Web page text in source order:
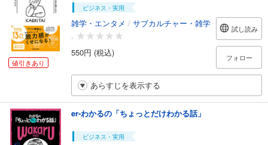
値引きあり
ビジネス・実用
雑学・エンタメ / サブカルチャー・雑学
-
550円 (税込)
試し読み
フォロー
あらすじを表示する
er-わかるの「ちょっとだけわかる話」
ビジネス・実用